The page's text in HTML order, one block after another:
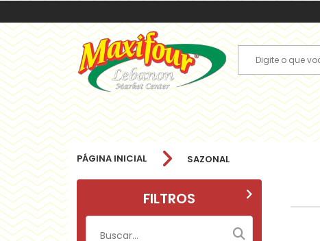
PÁGINA INICIAL SAZONAL
FILTROS